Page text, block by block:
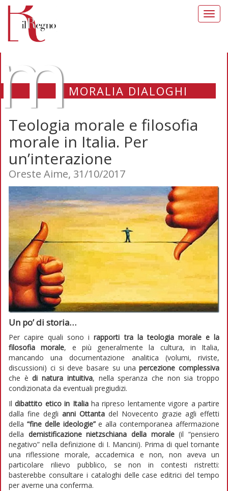
MORALIA DIALOGHI
Teologia morale e filosofia
morale in Italia. Per
un’interazione
Oreste Aime, 31/10/2017
Un po’ di storia…
Per capire quali sono irapporti tra la teologia morale e la
filosofia morale, e più generalmente la cultura, in Italia,
mancando una documentazione analitica (volumi, riviste,
discussioni) ci si deve basare su unapercezione complessiva
che èdi natura intuitiva, nella speranza che non sia troppo
condizionata da eventuali pregiudizi.
Ildibattito etico in Italiaha ripreso lentamente vigore a partire
dalla fine degli anni Ottanta del Novecento grazie agli effetti
della “fine delle ideologie”e alla contemporanea affermazione
della demistificazione nietzschiana della morale(il “pensiero
negativo” nella definizione di I. Mancini). Prima di quel tornante
una riflessione morale, accademica e non, non aveva un
particolare rilievo pubblico, se non in contesti ristretti:
basterebbe consultare i cataloghi delle case editrici del tempo
per averne una conferma.